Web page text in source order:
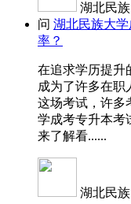
湖北民
问 湖北民族大
率？
在追求学历提升
成为了许多在职
这场考试，许多
学成考专升本考
来了解看......
湖北民